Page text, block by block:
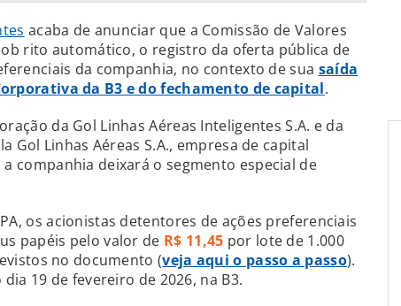
acaba de anunciar que a Comissão de Valores
rito automático, o registro da oferta pública de
da companhia, no contexto de sua saída
da B3 e do fechamento de capital.
da Gol Linhas Aéreas Inteligentes S.A. e da
Gol Linhas Aéreas S.A., empresa de capital
companhia deixará o segmento especial de
os acionistas detentores de ações preferenciais
papéis pelo valor de R$ 11,45 por lote de 1.000
no documento (veja aqui o passo a passo).
19 de fevereiro de 2026, na B3.